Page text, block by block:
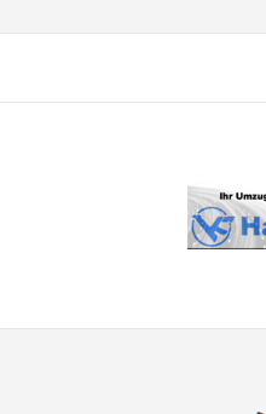
Zeit pro Mitarbeiter
Stunden